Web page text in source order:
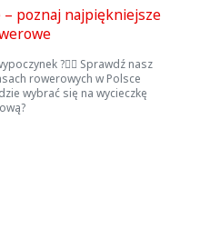
poznaj najpiękniejsze
?🚴‍♂️ Sprawdź nasz
rowerowych w Polsce
wybrać się na wycieczkę